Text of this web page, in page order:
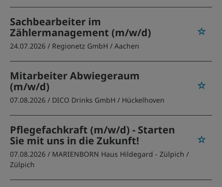
Sachbearbeiter im
Zählermanagement (m/w/d)
24.07.2026 / Regionetz GmbH / Aachen
Mitarbeiter Abwiegeraum
(m/w/d)
07.08.2026 / DICO Drinks GmbH / Hückelhoven
Pflegefachkraft (m/w/d) - Starten
Sie mit uns in die Zukunft!
07.08.2026 / MARIENBORN Haus Hildegard - Zülpich /
Zülpich